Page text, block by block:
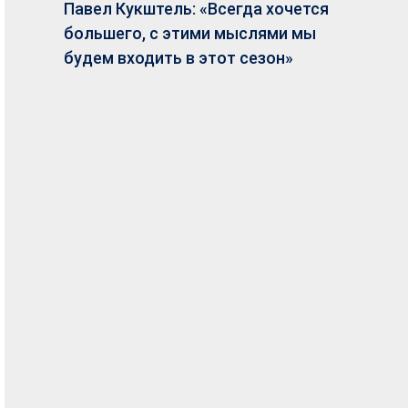
Павел Кукштель: «Всегда хочется
большего, с этими мыслями мы
будем входить в этот сезон»